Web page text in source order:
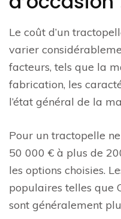
Le coût d’un
varier
facteurs, tels que la
fabrication, les
l’état général de la
Pour un tractopelle
50 000 € à plus de
les options choisies.
populaires telles que
sont généralement